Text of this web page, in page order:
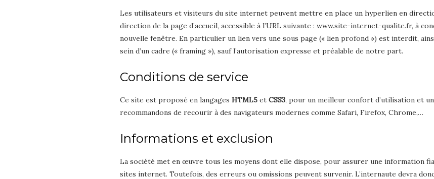
Les utilisateurs et visiteurs du site internet peuvent mettre en place un hyperlien en
direction de la page d’accueil, accessible à l’URL suivante : www.site-internet-qualite.fr, à
nouvelle fenêtre. En particulier un lien vers une sous page (« lien profond ») est interdit,
sein d’un cadre (« framing »), sauf l’autorisation expresse et préalable de notre part.
Conditions de service
Ce site est proposé en langages HTML5 et CSS3, pour un meilleur confort d’utilisation et
recommandons de recourir à des navigateurs modernes comme Safari, Firefox, Chrome,…
Informations et exclusion
La société met en œuvre tous les moyens dont elle dispose, pour assurer une information
sites internet. Toutefois, des erreurs ou omissions peuvent survenir. L’internaute devra donc